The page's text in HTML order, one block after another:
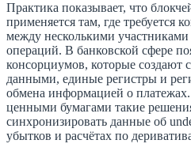
Практика показывает, что
применяется там, где требуется
между несколькими участниками
операций. В банковской сфере
консорциумов, которые создают
данными, единые регистры и
обмена информацией о платежах.
ценными бумагами такие
синхронизировать данные об
убытков и расчётах по